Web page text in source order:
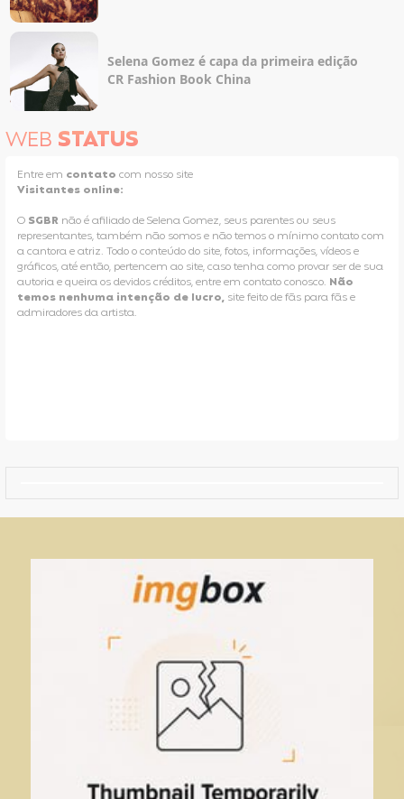
Selena Gomez é capa da primeira edição
CR Fashion Book China
WEB STATUS
Entre em contato com nosso site
Visitantes online:
O SGBR não é afiliado de Selena Gomez, seus parentes ou seus
representantes, também não somos e não temos o mínimo contato com
a cantora e atriz. Todo o conteúdo do site, fotos, informações, vídeos e
gráficos, até então, pertencem ao site, caso tenha como provar ser de sua
autoria e queira os devidos créditos, entre em contato conosco. Não
temos nenhuma intenção de lucro, site feito de fãs para fãs e
admiradores da artista.